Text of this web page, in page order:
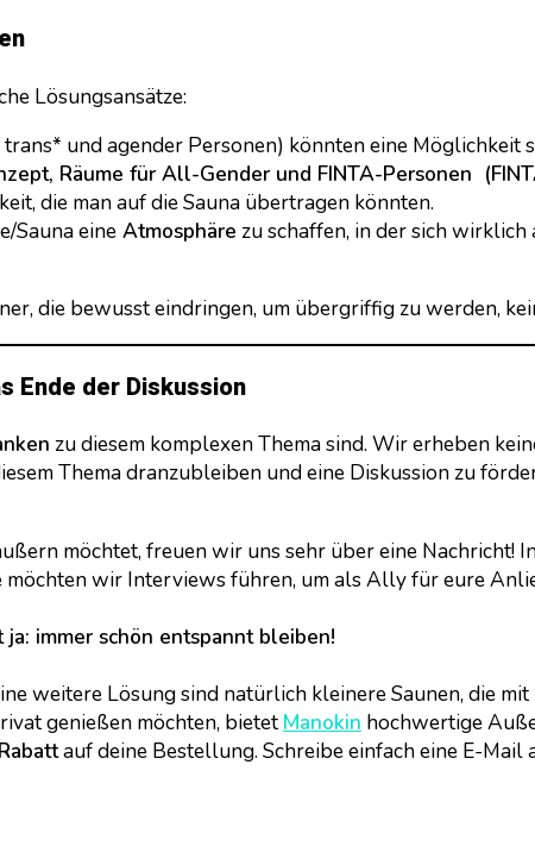
Lösungsansätze:
und agender Personen) könnten eine Möglichkeit
Räume für All-Gender und FINTA-Personen
die man auf die Sauna übertragen könnten.
Sauna eine Atmosphäre zu schaffen, in der sich
die bewusst eindringen, um übergriffig zu werden,
Ende der Diskussion
zu diesem komplexen Thema sind. Wir erheben
Thema dranzubleiben und eine Diskussion zu
möchtet, freuen wir uns sehr über eine
möchten wir Interviews führen, um als Ally für eure
immer schön entspannt bleiben!
weitere Lösung sind natürlich kleinere Saunen, die
genießen möchten, bietetManokin hochwertige
auf deine Bestellung. Schreibe einfach eine E-Mail